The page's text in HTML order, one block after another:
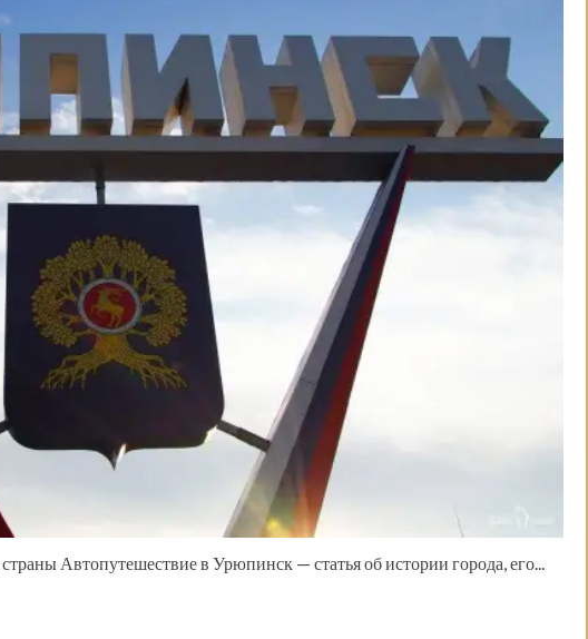
Автопутешествие в Урюпинск — статья об истории города, его...